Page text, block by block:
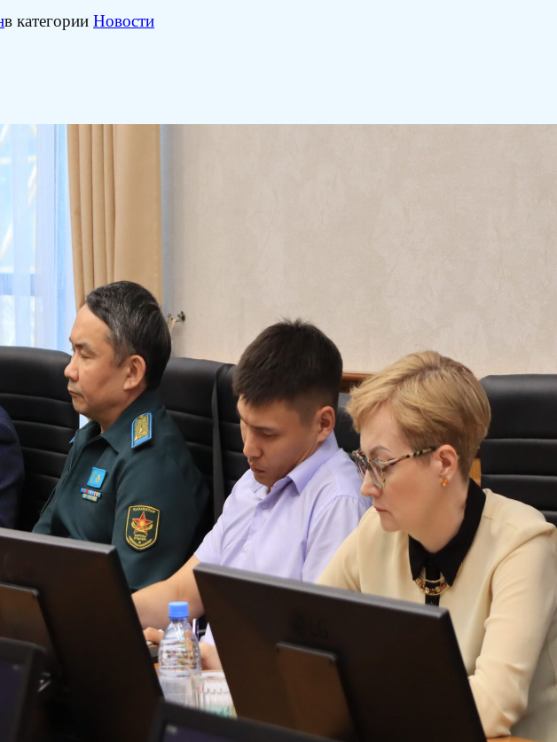
в категории Новости